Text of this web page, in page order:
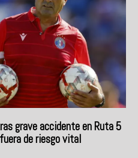
grave accidente en Ruta 5
de riesgo vital